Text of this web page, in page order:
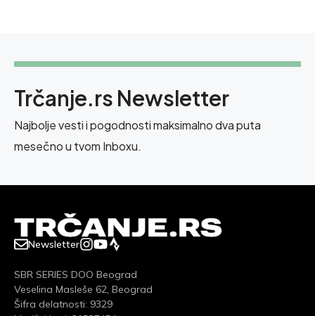
Trčanje.rs Newsletter
Najbolje vesti i pogodnosti maksimalno dva puta
mesečno u tvom Inboxu.
Newsletter
SBR SERIES DOO Beograd
Veselina Masleše 62, Beograd
Šifra delatnosti: 9329